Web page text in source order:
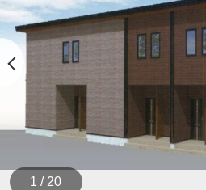
1 / 20